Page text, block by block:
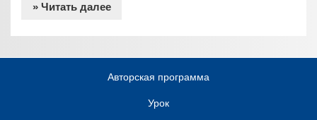
» Читать далее
Авторская программа
Урок